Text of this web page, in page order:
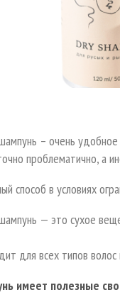
– очень
проблематично, а
способ в условиях
— это сухое
для всех типов волос
имеет полезные